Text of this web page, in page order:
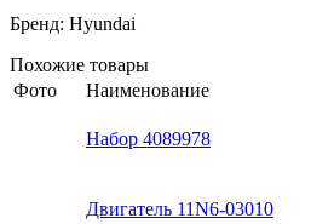
Бренд: Hyundai
Похожие товары
Фото
Наименование
Набор 4089978
Двигатель 11N6-03010